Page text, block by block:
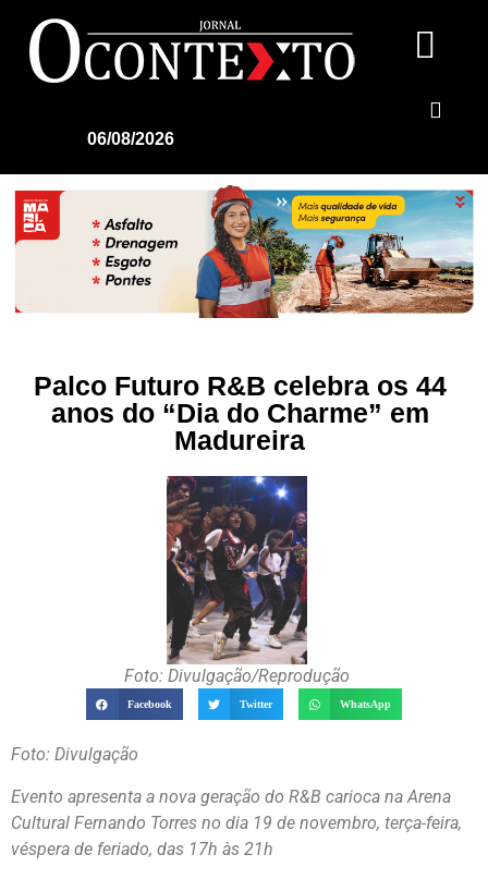
06/08/2026
Palco Futuro R&B celebra os 44
anos do “Dia do Charme” em
Madureira
Foto: Divulgação/Reprodução
Facebook Twitter WhatsApp
Foto: Divulgação
Evento apresenta a nova geração do R&B carioca na Arena
Cultural Fernando Torres no dia 19 de novembro, terça-feira,
véspera de feriado, das 17h às 21h